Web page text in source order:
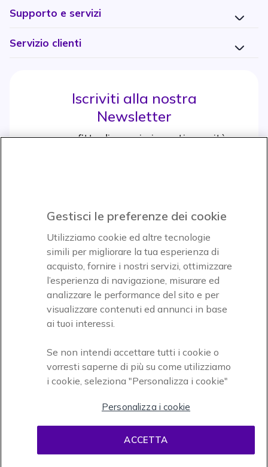
Supporto e servizi
Servizio clienti
Iscriviti alla nostra
Newsletter
e approfitta di maggiori sconti e novità
Icon
Icon
Paga facilmente ed in assoluta sicurezza
Accettiamo
Gestisci le preferenze dei cookie
Utilizziamo cookie ed altre tecnologie
simili per migliorare la tua esperienza di
acquisto, fornire i nostri servizi, ottimizzare
l’esperienza di navigazione, misurare ed
analizzare le performance del sito e per
visualizzare contenuti ed annunci in base
ai tuoi interessi.
Se non intendi accettare tutti i cookie o
vorresti saperne di più su come utilizziamo
i cookie, seleziona "Personalizza i cookie"
Personalizza i cookie
ACCETTA